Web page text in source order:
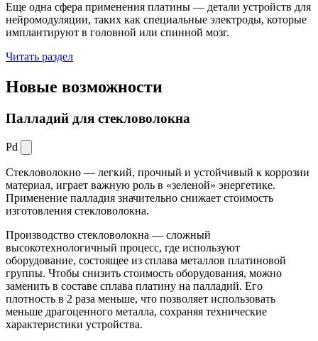
Еще одна сфера применения платины — детали устройств для
нейромодуляции, таких как специальные электроды, которые
имплантируют в головной или спинной мозг.
Читать раздел
Новые возможности
Палладий для стекловолокна
Pd
Стекловолокно — легкий, прочный и устойчивый к коррозии
материал, играет важную роль в «зеленой» энергетике.
Применение палладия значительно снижает стоимость
изготовления стекловолокна.
Производство стекловолокна — сложный
высокотехнологичный процесс, где используют
оборудование, состоящее из сплава металлов платиновой
группы. Чтобы снизить стоимость оборудования, можно
заменить в составе сплава платину на палладий. Его
плотность в 2 раза меньше, что позволяет использовать
меньше драгоценного металла, сохраняя технические
характеристики устройства.